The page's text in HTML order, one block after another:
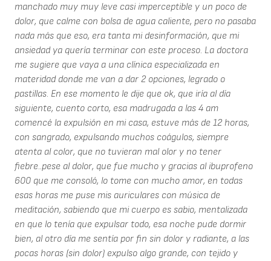
manchado muy muy leve casi imperceptible y un poco de
dolor, que calme con bolsa de agua caliente, pero no pasaba
nada más que eso, era tanta mi desinformación, que mi
ansiedad ya quería terminar con este proceso. La doctora
me sugiere que vaya a una clínica especializada en
materidad donde me van a dar 2 opciones, legrado o
pastillas. En ese momento le dije que ok, que iría al día
siguiente, cuento corto, esa madrugada a las 4 am
comencé la expulsión en mi casa, estuve más de 12 horas,
con sangrado, expulsando muchos coágulos, siempre
atenta al color, que no tuvieran mal olor y no tener
fiebre..pese al dolor, que fue mucho y gracias al ibuprofeno
600 que me consoló, lo tome con mucho amor, en todas
esas horas me puse mis auriculares con música de
meditación, sabiendo que mi cuerpo es sabio, mentalizada
en que lo tenía que expulsar todo, esa noche pude dormir
bien, al otro día me sentía por fin sin dolor y radiante, a las
pocas horas (sin dolor) expulso algo grande, con tejido y